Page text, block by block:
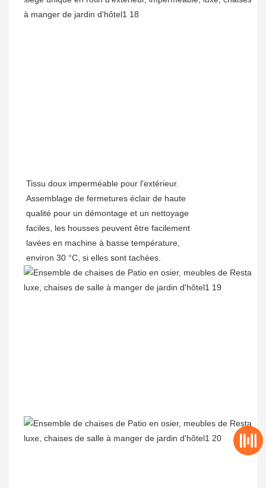
Tissu doux imperméable pour l'extérieur.
Assemblage de fermetures éclair de haute
qualité pour un démontage et un nettoyage
faciles, les housses peuvent être facilement
lavées en machine à basse température,
environ 30 °C, si elles sont tachées.